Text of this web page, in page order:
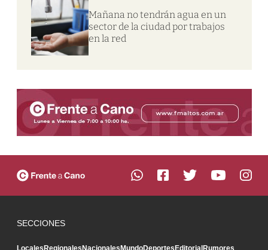
Mañana no tendrán agua en un
sector de la ciudad por trabajos
en la red
SECCIONES
LocalesRegionalesNacionalesMundoDeportesEditorialRumores